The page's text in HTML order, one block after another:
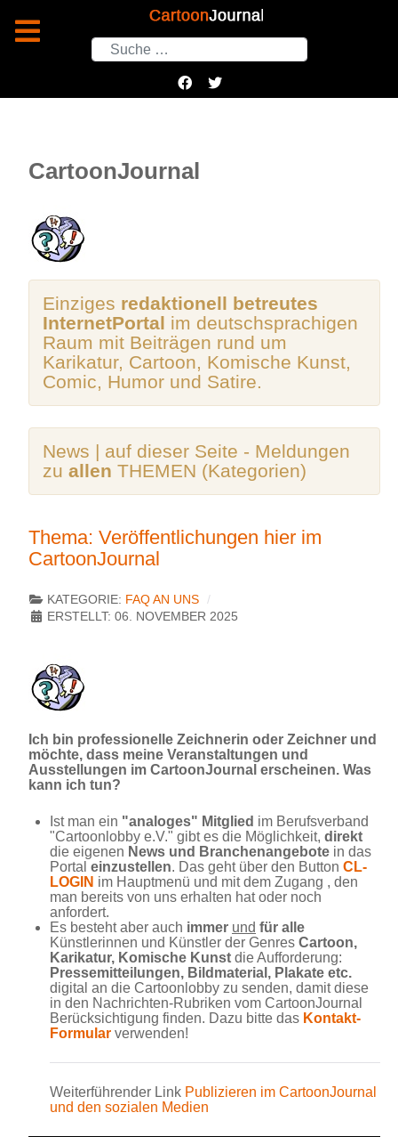
Suchen
CartoonJournal
Einziges redaktionell betreutes
InternetPortal im deutschsprachigen
Raum mit Beiträgen rund um
Karikatur, Cartoon, Komische Kunst,
Comic, Humor und Satire.
News | auf dieser Seite - Meldungen
zu allen THEMEN (Kategorien)
Thema: Veröffentlichungen hier im
CartoonJournal
KATEGORIE: FAQ AN UNS
ERSTELLT: 06. NOVEMBER 2025
Ich bin professionelle Zeichnerin oder Zeichner und
möchte, dass meine Veranstaltungen und
Ausstellungen im CartoonJournal erscheinen. Was
kann ich tun?
Ist man ein "analoges" Mitglied im Berufsverband
"Cartoonlobby e.V." gibt es die Möglichkeit, direkt
die eigenen News und Branchenangebote in das
Portal einzustellen. Das geht über den Button CL-
LOGIN im Hauptmenü und mit dem Zugang , den
man bereits von uns erhalten hat oder noch
anfordert.
Es besteht aber auch immer und für alle
Künstlerinnen und Künstler der Genres Cartoon,
Karikatur, Komische Kunst die Aufforderung:
Pressemitteilungen, Bildmaterial, Plakate etc.
digital an die Cartoonlobby zu senden, damit diese
in den Nachrichten-Rubriken vom CartoonJournal
Berücksichtigung finden. Dazu bitte das Kontakt-
Formular verwenden!
Weiterführender Link Publizieren im CartoonJournal
und den sozialen Medien